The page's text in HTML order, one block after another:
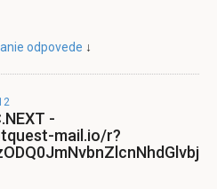
odpovede ↓
-
mail.io/r?